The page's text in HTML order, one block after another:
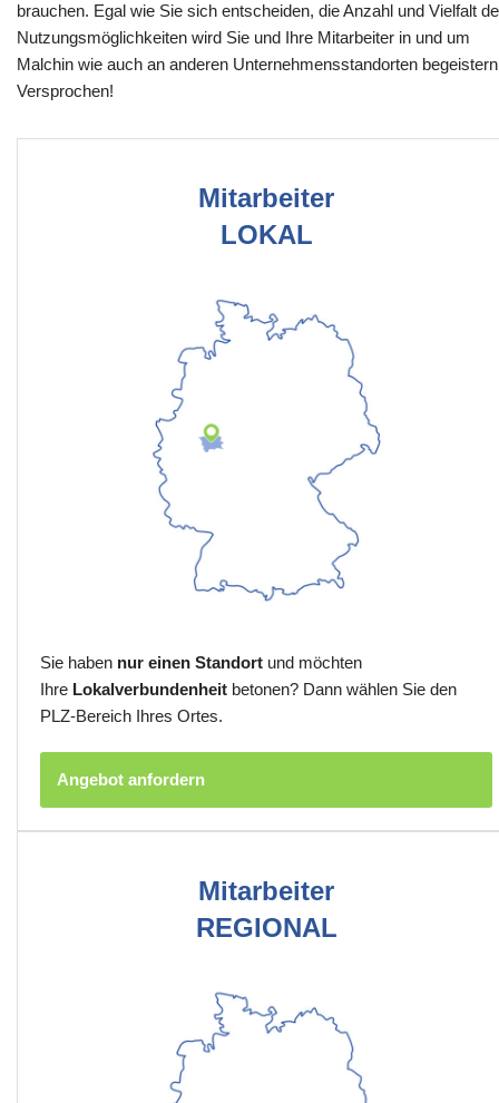
brauchen. Egal wie Sie sich entscheiden, die Anzahl und Vielfalt
Nutzungsmöglichkeiten wird Sie und Ihre Mitarbeiter in und um
Malchin wie auch an anderen Unternehmensstandorten
Versprochen!
Mitarbeiter
LOKAL
Sie haben nur einen Standort und möchten
Ihre Lokalverbundenheit betonen? Dann wählen Sie den
PLZ-Bereich Ihres Ortes.
Angebot anfordern
Mitarbeiter
REGIONAL